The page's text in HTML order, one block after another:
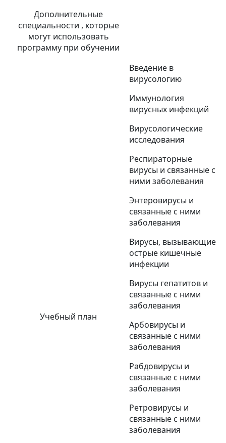
Дополнительные
специальности , которые
могут использовать
программу при обучении
Учебный план
Введение в
вирусологию
Иммунология
вирусных инфекций
Вирусологические
исследования
Респираторные
вирусы и связанные с
ними заболевания
Энтеровирусы и
связанные с ними
заболевания
Вирусы, вызывающие
острые кишечные
инфекции
Вирусы гепатитов и
связанные с ними
заболевания
Арбовирусы и
связанные с ними
заболевания
Рабдовирусы и
связанные с ними
заболевания
Ретровирусы и
связанные с ними
заболевания